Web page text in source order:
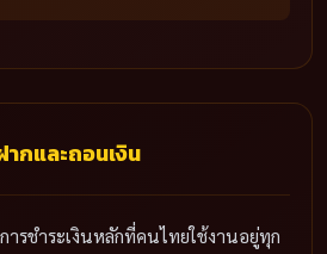
ากและถอนเงิน
ารชำระเงินหลักที่คนไทยใช้งานอยู่ทุก